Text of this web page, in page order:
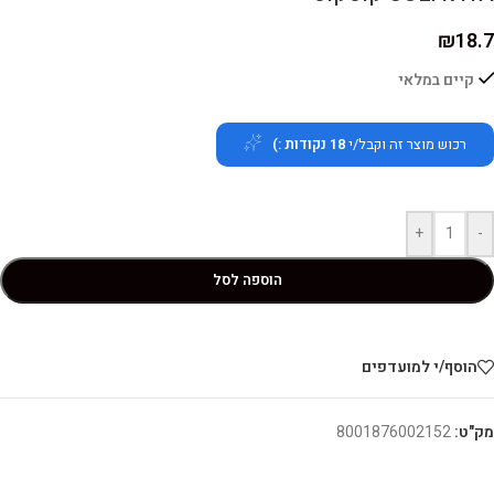
₪18.7
קיים במלאי
רכוש מוצר זה וקבל/י18 נקודות :)
-
+
הוספה לסל
הוסף/י למועדפים
מק"ט:8001876002152